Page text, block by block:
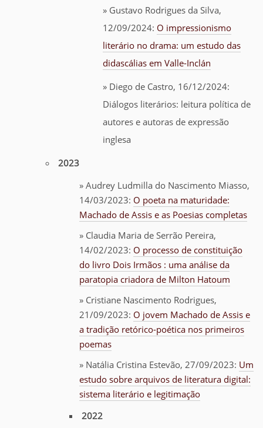
» Gustavo Rodrigues da Silva,
12/09/2024: O impressionismo
literário no drama: um estudo das
didascálias em Valle-Inclán
» Diego de Castro, 16/12/2024:
Diálogos literários: leitura política de
autores e autoras de expressão
inglesa
2023
»Audrey Ludmilla do Nascimento Miasso,
14/03/2023: O poeta na maturidade:
Machado de Assis e as Poesias completas
» Claudia Maria de Serrão Pereira,
14/02/2023: O processo de constituição
do livro Dois Irmãos : uma análise da
paratopia criadora de Milton Hatoum
» Cristiane Nascimento Rodrigues,
21/09/2023: O jovem Machado de Assis e
a tradição retórico-poética nos primeiros
poemas
» Natália Cristina Estevão, 27/09/2023: Um
estudo sobre arquivos de literatura digital:
sistema literário e legitimação
2022